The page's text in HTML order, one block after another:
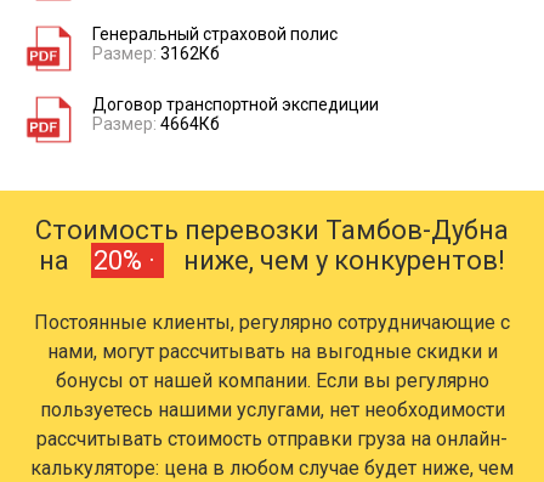
Генеральный страховой полис
Размер: 3162Кб
Договор транспортной экспедиции
Размер: 4664Кб
Стоимость перевозки Тамбов-Дубна
на
20% · ниже, чем у конкурентов!
Постоянные клиенты, регулярно сотрудничающие с
нами, могут рассчитывать на выгодные скидки и
бонусы от нашей компании. Если вы регулярно
пользуетесь нашими услугами, нет необходимости
рассчитывать стоимость отправки груза на онлайн-
калькуляторе: цена в любом случае будет ниже, чем